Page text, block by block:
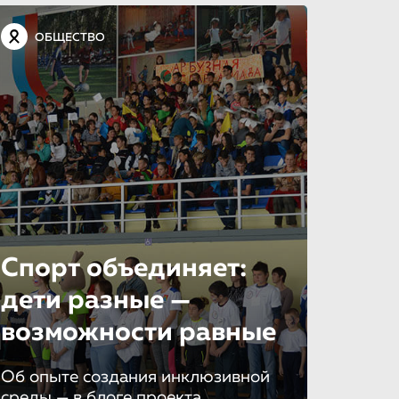
ОБЩЕСТВО
Спорт объединяет:
дети разные —
возможности равные
Об опыте создания инклюзивной